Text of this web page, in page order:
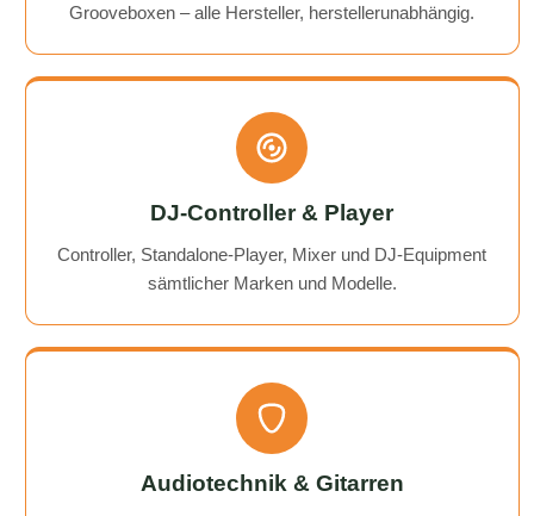
Grooveboxen – alle Hersteller, herstellerunabhängig.
DJ-Controller & Player
Controller, Standalone-Player, Mixer und DJ-Equipment
sämtlicher Marken und Modelle.
Audiotechnik & Gitarren